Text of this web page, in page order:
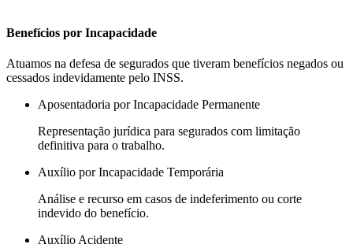
Benefícios por Incapacidade
Atuamos na defesa de segurados que tiveram benefícios negados ou
cessados indevidamente pelo INSS.
Aposentadoria por Incapacidade Permanente
Representação jurídica para segurados com limitação
definitiva para o trabalho.
Auxílio por Incapacidade Temporária
Análise e recurso em casos de indeferimento ou corte
indevido do benefício.
Auxílio Acidente